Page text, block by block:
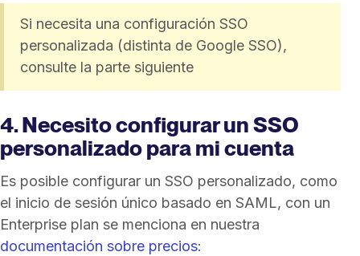
Si necesita una configuración SSO
personalizada (distinta de Google SSO),
consulte la parte siguiente
4. Necesito configurar un SSO
personalizado para mi cuenta
Es posible configurar un SSO personalizado, como
el inicio de sesión único basado en SAML, con un
Enterprise plan se menciona en nuestra
documentación sobre precios: